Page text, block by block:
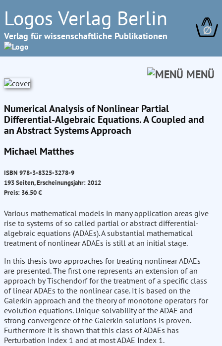
Logos Verlag Berlin
Verlag für wissenschaftliche Publikationen ∅
MENÜ
Numerical Analysis of Nonlinear Partial
Differential-Algebraic Equations. A Coupled and
an Abstract Systems Approach
Michael Matthes
ISBN 978-3-8325-3278-9
193 Seiten, Erscheinungsjahr: 2012
Preis: 36.50 €
Various mathematical models in many application areas give
rise to systems of so called partial or abstract differential-
algebraic equations (ADAEs). A substantial mathematical
treatment of nonlinear ADAEs is still at an initial stage.
In this thesis two approaches for treating nonlinear ADAEs
are presented. The first one represents an extension of an
approach by Tischendorf for the treatment of a specific class
of linear ADAEs to the nonlinear case. It is based on the
Galerkin approach and the theory of monotone operators for
evolution equations. Unique solvability of the ADAE and
strong convergence of the Galerkin solutions is proven.
Furthermore it is shown that this class of ADAEs has
Perturbation Index 1 and at most ADAE Index 1.